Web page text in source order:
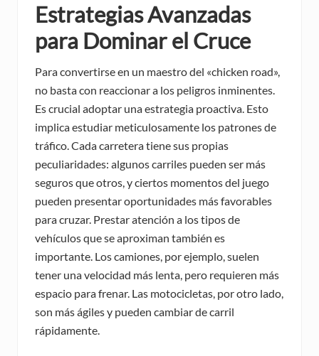
Estrategias Avanzadas
para Dominar el Cruce
Para convertirse en un maestro del «chicken road»,
no basta con reaccionar a los peligros inminentes.
Es crucial adoptar una estrategia proactiva. Esto
implica estudiar meticulosamente los patrones de
tráfico. Cada carretera tiene sus propias
peculiaridades: algunos carriles pueden ser más
seguros que otros, y ciertos momentos del juego
pueden presentar oportunidades más favorables
para cruzar. Prestar atención a los tipos de
vehículos que se aproximan también es
importante. Los camiones, por ejemplo, suelen
tener una velocidad más lenta, pero requieren más
espacio para frenar. Las motocicletas, por otro lado,
son más ágiles y pueden cambiar de carril
rápidamente.